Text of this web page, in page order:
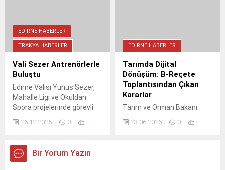
üzerinden yapılabileceğini
açıkladı. Dayanışmayı
büyüten bu projelerle her
kesime dokunulması
hedefleniyor.
EDIRNE HABERLER
TRAKYA HABERLER
Vali Sezer Antrenörlerle
Buluştu
Edirne Valisi Yunus Sezer,
Mahalle Ligi ve Okuldan
Spora projelerinde görevli
antrenörlerle bir araya geldi.
Toplantıda spor projeleri
26.12.2025 0
EDIRNE HABERLER
Tarımda Dijital
Dönüşüm: B-Reçete
Toplantısından Çıkan
Kararlar
Tarım ve Orman Bakanı
İbrahim Yumaklı
başkanlığında yapılan B-
23.06.2026 0
Bir Yorum Yazın